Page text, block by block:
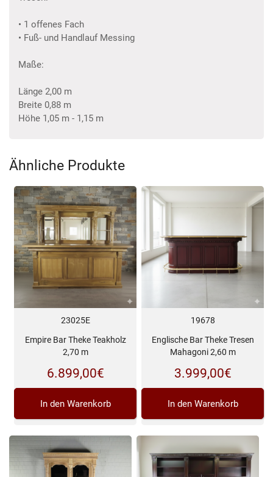
• 1 offenes Fach
• Fuß- und Handlauf Messing
Maße:
Länge 2,00 m
Breite 0,88 m
Höhe 1,05 m - 1,15 m
Ähnliche Produkte
23025E
Empire Bar Theke Teakholz
2,70 m
6.899,00€
In den Warenkorb
19678
Englische Bar Theke Tresen
Mahagoni 2,60 m
3.999,00€
In den Warenkorb